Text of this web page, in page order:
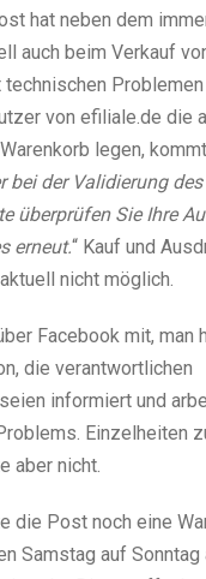
hat neben dem
auch beim Verkauf
von efiliale.de die
legen,
bei der Validierung
überprüfen Sie Ihre
erneut.“ Kauf und
nicht möglich.
Facebook mit, man
die verantwortlichen
informiert und
Einzelheiten
aber nicht.
die Post noch eine
Samstag auf Sonntag